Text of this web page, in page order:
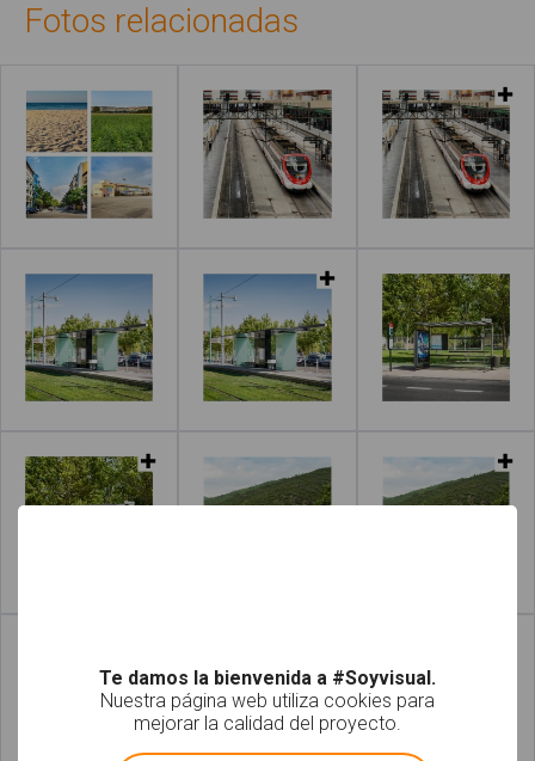
Fotos relacionadas
Te damos la bienvenida a #Soyvisual.
Nuestra página web utiliza cookies para
mejorar la calidad del proyecto.
! Not valid!